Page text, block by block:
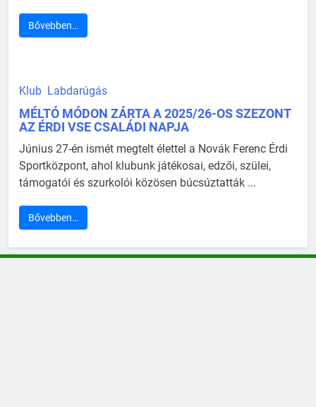
Bővebben…
Klub Labdarúgás
MÉLTÓ MÓDON ZÁRTA A 2025/26-OS SZEZONT
AZ ÉRDI VSE CSALÁDI NAPJA
Június 27-én ismét megtelt élettel a Novák Ferenc Érdi
Sportközpont, ahol klubunk játékosai, edzői, szülei,
támogatói és szurkolói közösen búcsúztatták ...
Bővebben…